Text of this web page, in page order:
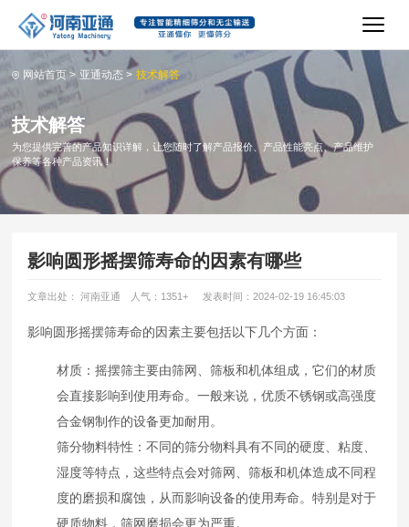
网站首页 > 亚通动态 > 技术解答
技术解答
为您提供完善的产品知识详解，让您随时了解产品报价、产品性能亮点、产品维护
保养等各种产品资讯！
影响圆形摇摆筛寿命的因素有哪些
文章出处： 河南亚通 人气：1351+ 发表时间：2024-02-19 16:45:03
影响圆形摇摆筛寿命的因素主要包括以下几个方面：
材质：摇摆筛主要由筛网、筛板和机体组成，它们的材质
会直接影响到使用寿命。一般来说，优质不锈钢或高强度
合金钢制作的设备更加耐用。
筛分物料特性：不同的筛分物料具有不同的硬度、粘度、
湿度等特点，这些特点会对筛网、筛板和机体造成不同程
度的磨损和腐蚀，从而影响设备的使用寿命。特别是对于
硬质物料，筛网磨损会更为严重。